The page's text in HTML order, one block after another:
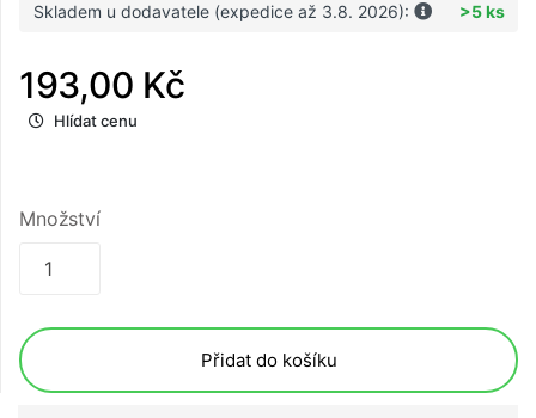
Skladem u dodavatele (expedice až 3.8. 2026): >5 ks
193,00 Kč
Hlídat cenu
Množství
Přidat do košíku